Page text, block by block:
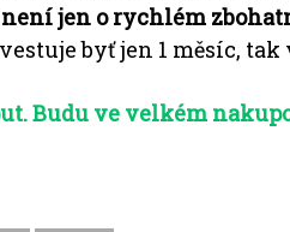
jen o rychlém
byť jen 1 měsíc, tak
Budu ve velkém